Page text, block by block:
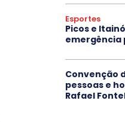
Esportes
Picos e
emergência
Convenção
pessoas e
Rafael